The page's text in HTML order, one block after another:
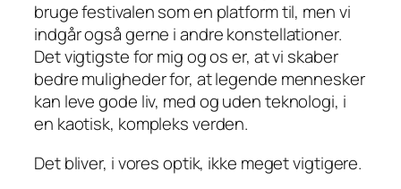
bruge festivalen som en platform til, men vi
indgår også gerne i andre konstellationer.
Det vigtigste for mig og os er, at vi skaber
bedre muligheder for, at legende mennesker
kan leve gode liv, med og uden teknologi, i
en kaotisk, kompleks verden.
Det bliver, i vores optik, ikke meget vigtigere.